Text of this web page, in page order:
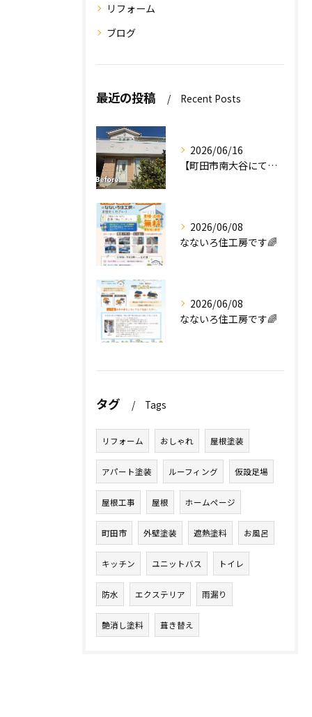
リフォーム
ブログ
最近の投稿 Recent Posts
2026/06/16
【町田市南大谷にて外壁塗装工事完工のお知らせ】
2026/06/08
なないろ住工房です🌈
2026/06/08
なないろ住工房です🌈
タグ Tags
リフォーム おしゃれ 屋根塗装
アパート塗装 ルーフィング 仮設足場
屋根工事 屋根 ホームページ
町田市 外壁塗装 遮熱塗料 お風呂
キッチン ユニットバス トイレ
防水 エクステリア 雨漏り
艶消し塗料 葺き替え